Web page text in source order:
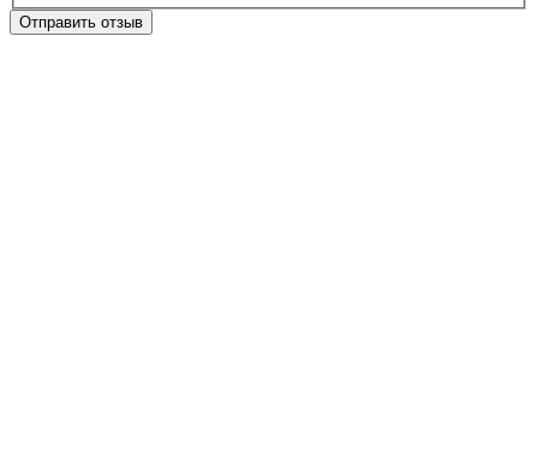
Отправить отзыв